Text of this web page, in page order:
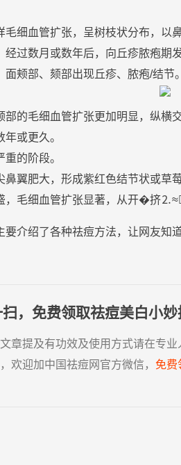
毛细血管扩张，呈树枝状分布，以
经过数月或数年后，向 丘疹脓疱期
面颊部、颏部出现 丘疹、脓疱/结节。
的毛细血管扩张更加明显，纵横交
或更久。
重的阶段。
翼肥大，形成紫红色结节状或草
，毛细血管扩张显著，从开�挤
要介绍了各种祛痘方法，让网友
，免费领取祛痘美白小妙
文章提及有功效及使用方式请在专
欢迎加中国祛痘网官方微信， 免费